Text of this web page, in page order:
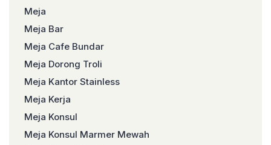
Meja
Meja Bar
Meja Cafe Bundar
Meja Dorong Troli
Meja Kantor Stainless
Meja Kerja
Meja Konsul
Meja Konsul Marmer Mewah